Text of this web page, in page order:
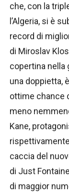
che, con la
l’Algeria, si è
record di
di Miroslav
copertina nella
una doppietta,
ottime chance
meno
Kane,
caccia del
di Just
di maggior